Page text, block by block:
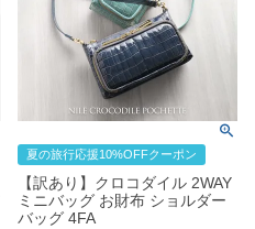
夏の旅行応援10%OFFクーポン
【訳あり】クロコダイル 2WAY
ミニバッグ お財布 ショルダー
バッグ 4FA